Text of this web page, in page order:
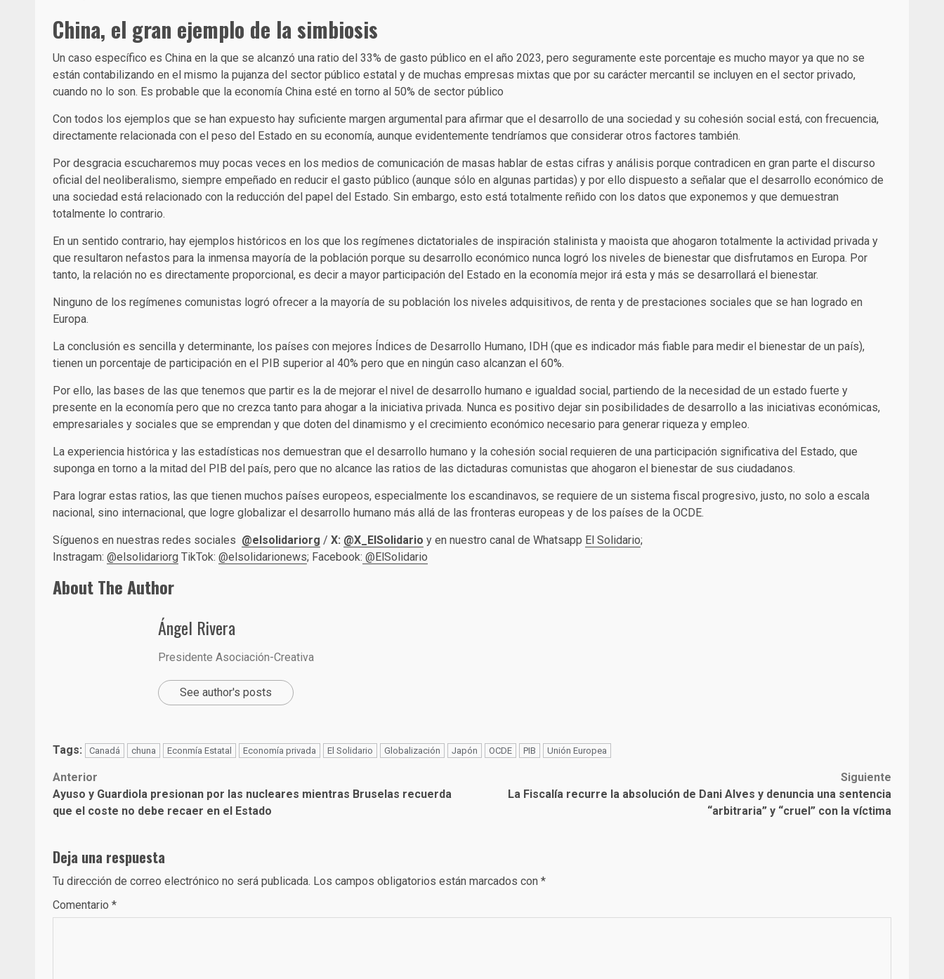
China, el gran ejemplo de la simbiosis
Un caso específico es China en la que se alcanzó una ratio del 33% de gasto público en el año 2023, pero seguramente este porcentaje es mucho mayor ya que no se
están contabilizando en el mismo la pujanza del sector público estatal y de muchas empresas mixtas que por su carácter mercantil se incluyen en el sector privado,
cuando no lo son. Es probable que la economía China esté en torno al 50% de sector público
Con todos los ejemplos que se han expuesto hay suficiente margen argumental para afirmar que el desarrollo de una sociedad y su cohesión social está, con frecuencia,
directamente relacionada con el peso del Estado en su economía, aunque evidentemente tendríamos que considerar otros factores también.
Por desgracia escucharemos muy pocas veces en los medios de comunicación de masas hablar de estas cifras y análisis porque contradicen en gran parte el discurso
oficial del neoliberalismo, siempre empeñado en reducir el gasto público (aunque sólo en algunas partidas) y por ello dispuesto a señalar que el desarrollo económico de
una sociedad está relacionado con la reducción del papel del Estado. Sin embargo, esto está totalmente reñido con los datos que exponemos y que demuestran
totalmente lo contrario.
En un sentido contrario, hay ejemplos históricos en los que los regímenes dictatoriales de inspiración stalinista y maoista que ahogaron totalmente la actividad privada y
que resultaron nefastos para la inmensa mayoría de la población porque su desarrollo económico nunca logró los niveles de bienestar que disfrutamos en Europa. Por
tanto, la relación no es directamente proporcional, es decir a mayor participación del Estado en la economía mejor irá esta y más se desarrollará el bienestar.
Ninguno de los regímenes comunistas logró ofrecer a la mayoría de su población los niveles adquisitivos, de renta y de prestaciones sociales que se han logrado en
Europa.
La conclusión es sencilla y determinante, los países con mejores Índices de Desarrollo Humano, IDH (que es indicador más fiable para medir el bienestar de un país),
tienen un porcentaje de participación en el PIB superior al 40% pero que en ningún caso alcanzan el 60%.
Por ello, las bases de las que tenemos que partir es la de mejorar el nivel de desarrollo humano e igualdad social, partiendo de la necesidad de un estado fuerte y
presente en la economía pero que no crezca tanto para ahogar a la iniciativa privada. Nunca es positivo dejar sin posibilidades de desarrollo a las iniciativas económicas,
empresariales y sociales que se emprendan y que doten del dinamismo y el crecimiento económico necesario para generar riqueza y empleo.
La experiencia histórica y las estadísticas nos demuestran que el desarrollo humano y la cohesión social requieren de una participación significativa del Estado, que
suponga en torno a la mitad del PIB del país, pero que no alcance las ratios de las dictaduras comunistas que ahogaron el bienestar de sus ciudadanos.
Para lograr estas ratios, las que tienen muchos países europeos, especialmente los escandinavos, se requiere de un sistema fiscal progresivo, justo, no solo a escala
nacional, sino internacional, que logre globalizar el desarrollo humano más allá de las fronteras europeas y de los países de la OCDE.
Síguenos en nuestras redes sociales @elsolidariorg / X: @X_ElSolidario y en nuestro canal de Whatsapp El Solidario;
Instragam: @elsolidariorg TikTok: @elsolidarionews; Facebook: @ElSolidario
About The Author
Ángel Rivera
Presidente Asociación-Creativa
See author's posts
Tags: Canadá chuna Econmía Estatal Economía privada El Solidario Globalización Japón OCDE PIB Unión Europea
Post
navigation
Anterior
Ayuso y Guardiola presionan por las nucleares mientras Bruselas recuerda
que el coste no debe recaer en el Estado
Siguiente
La Fiscalía recurre la absolución de Dani Alves y denuncia una sentencia
“arbitraria” y “cruel” con la víctima
Deja una respuesta
Tu dirección de correo electrónico no será publicada. Los campos obligatorios están marcados con *
Comentario *